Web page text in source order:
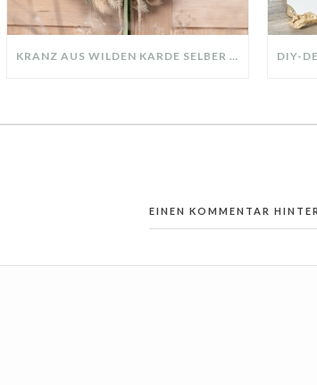
KRANZ AUS WILDEN KARDE SELBER MACHEN: HERBSTDEKO GANZ EINFACH
EINEN KOMMENTAR